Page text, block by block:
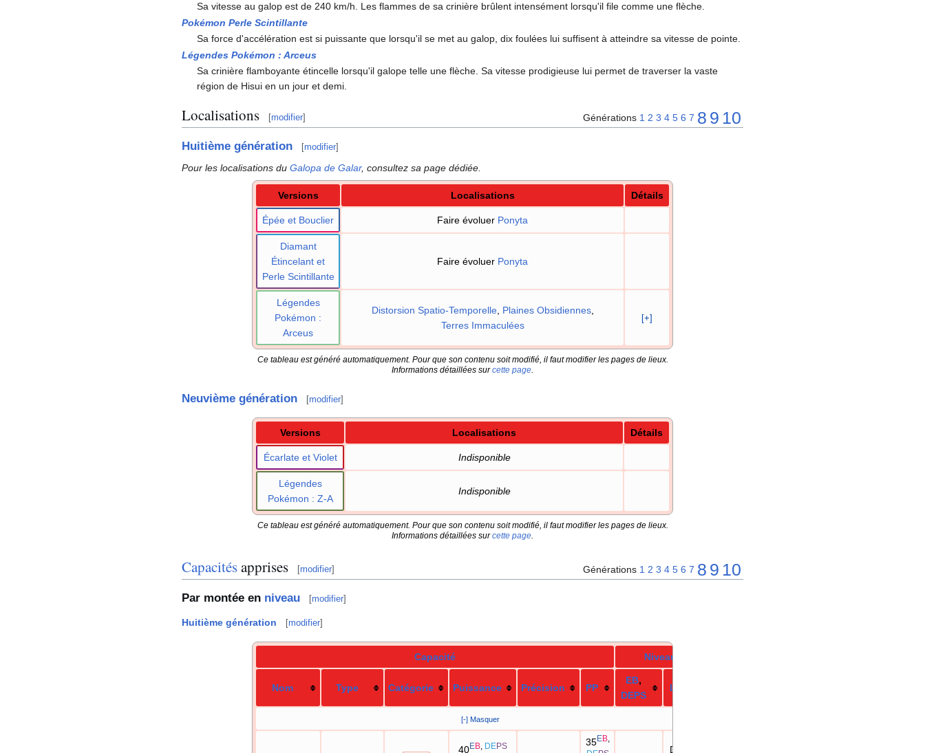
Sa vitesse au galop est de 240 km/h. Les flammes de sa crinière brûlent intensément lorsqu'il file comme une flèche.
Pokémon Perle Scintillante
Sa force d'accélération est si puissante que lorsqu'il se met au galop, dix foulées lui suffisent à atteindre sa vitesse de pointe.
Légendes Pokémon : Arceus
Sa crinière flamboyante étincelle lorsqu'il galope telle une flèche. Sa vitesse prodigieuse lui permet de traverser la vaste
région de Hisui en un jour et demi.
Localisations [modifier] Générations 1 2 3 4 5 6 7 8 9 10
Huitième génération [modifier]
Pour les localisations du Galopa de Galar, consultez sa page dédiée.
Versions Localisations Détails
Épée et Bouclier Faire évoluer Ponyta
Diamant
Étincelant et
Perle Scintillante
Faire évoluer Ponyta
Légendes
Pokémon :
Arceus
Distorsion Spatio-Temporelle, Plaines Obsidiennes,
Terres Immaculées
[+]
Ce tableau est généré automatiquement. Pour que son contenu soit modifié, il faut modifier les pages de lieux.
Informations détaillées surcette page
Neuvième génération [modifier]
Versions Localisations Détails
Écarlate et Violet Indisponible
Légendes
Pokémon : Z-A
Indisponible
Ce tableau est généré automatiquement. Pour que son contenu soit modifié, il faut modifier les pages de lieux.
Informations détaillées surcette page
Capacitésapprises [modifier] Générations 1 2 3 4 5 6 7 8 9 10
Par montée en niveau [modifier]
Huitième génération [modifier]
Capacité Niveau
Nom Type Catégorie Puissance Précision PP
EB,
DEPS
LPA
[-] Masquer
40EB, DEPS 35EB,
Départ